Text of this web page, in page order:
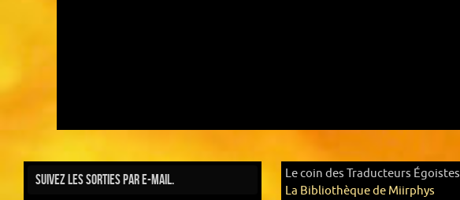
Suivez les sorties par e-mail.
Le coin des Traducteurs Égoistes
La Bibliothèque de Miirphys